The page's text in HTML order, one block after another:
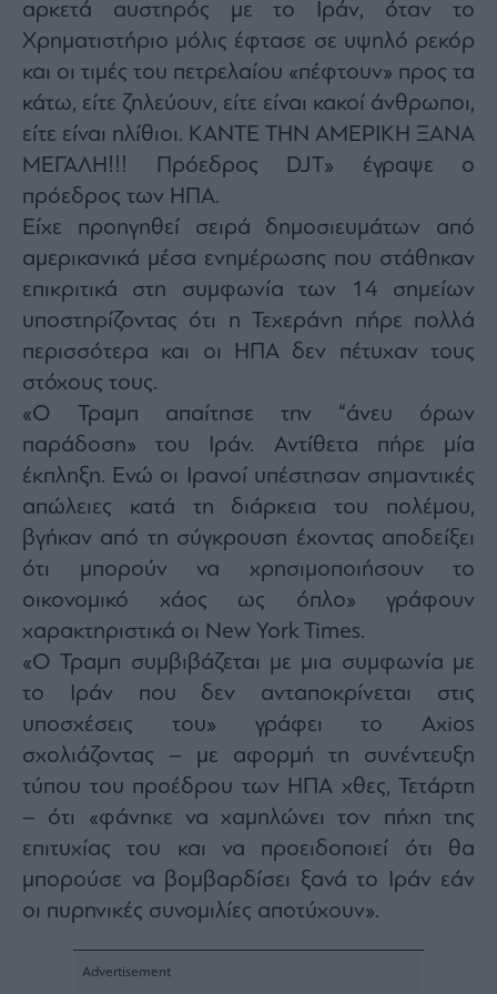
Monocle
Media
Lab
Mononews100
Εγγραφείτε
στο
Newsletter
του
mononews.gr
By
submitting
your
email,
agree
our
Terms
and
Privacy
You
opt
out
at
any
This
is
protected
reCAPTCHA
and
the
Privacy
Policy
and
Terms
Service
αρκετά αυστηρός με το Ιράν, όταν το
Χρηματιστήριο μόλις έφτασε σε υψηλό ρεκόρ
και οι τιμές του πετρελαίου «πέφτουν» προς τα
κάτω, είτε ζηλεύουν, είτε είναι κακοί άνθρωποι,
είτε είναι ηλίθιοι. ΚΑΝΤΕ ΤΗΝ ΑΜΕΡΙΚΗ ΞΑΝΑ
ΜΕΓΑΛΗ!!! Πρόεδρος DJT» έγραψε ο
πρόεδρος των ΗΠΑ.
Είχε προηγηθεί σειρά δημοσιευμάτων από
αμερικανικά μέσα ενημέρωσης που στάθηκαν
επικριτικά στη συμφωνία των 14 σημείων
υποστηρίζοντας ότι η Τεχεράνη πήρε πολλά
περισσότερα και οι ΗΠΑ δεν πέτυχαν τους
στόχους τους.
«Ο Τραμπ απαίτησε την “άνευ όρων
παράδοση» του Ιράν. Αντίθετα πήρε μία
έκπληξη. Ενώ οι Ιρανοί υπέστησαν σημαντικές
απώλειες κατά τη διάρκεια του πολέμου,
βγήκαν από τη σύγκρουση έχοντας αποδείξει
ότι μπορούν να χρησιμοποιήσουν το
οικονομικό χάος ως όπλο» γράφουν
χαρακτηριστικά οι New York Times.
«Ο Τραμπ συμβιβάζεται με μια συμφωνία με
το Ιράν που δεν ανταποκρίνεται στις
υποσχέσεις του» γράφει το Axios
σχολιάζοντας – με αφορμή τη συνέντευξη
τύπου του προέδρου των ΗΠΑ χθες, Τετάρτη
– ότι «φάνηκε να χαμηλώνει τον πήχη της
επιτυχίας του και να προειδοποιεί ότι θα
μπορούσε να βομβαρδίσει ξανά το Ιράν εάν
οι πυρηνικές συνομιλίες αποτύχουν».